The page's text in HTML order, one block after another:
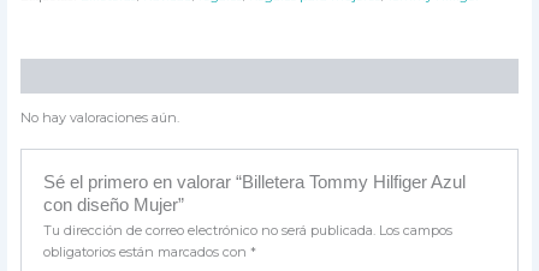
No hay valoraciones aún.
Sé el primero en valorar “Billetera Tommy Hilfiger Azul
con diseño Mujer”
Tu dirección de correo electrónico no será publicada. Los campos
obligatorios están marcados con *